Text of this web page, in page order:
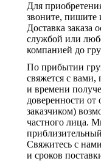
Для
звоните, пишите
Доставка заказа
службой или
компанией до
По прибытии
свяжется с
и времени
доверенности от
заказчиком)
частного лица.
Свяжитесь с
и сроков